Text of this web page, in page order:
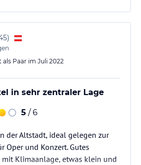
)
als Paar im Juli 2022
in sehr zentraler Lage
5 / 6
der Altstadt, ideal gelegen zur
Oper und Konzert. Gutes
mit Klimaanlage, etwas klein und